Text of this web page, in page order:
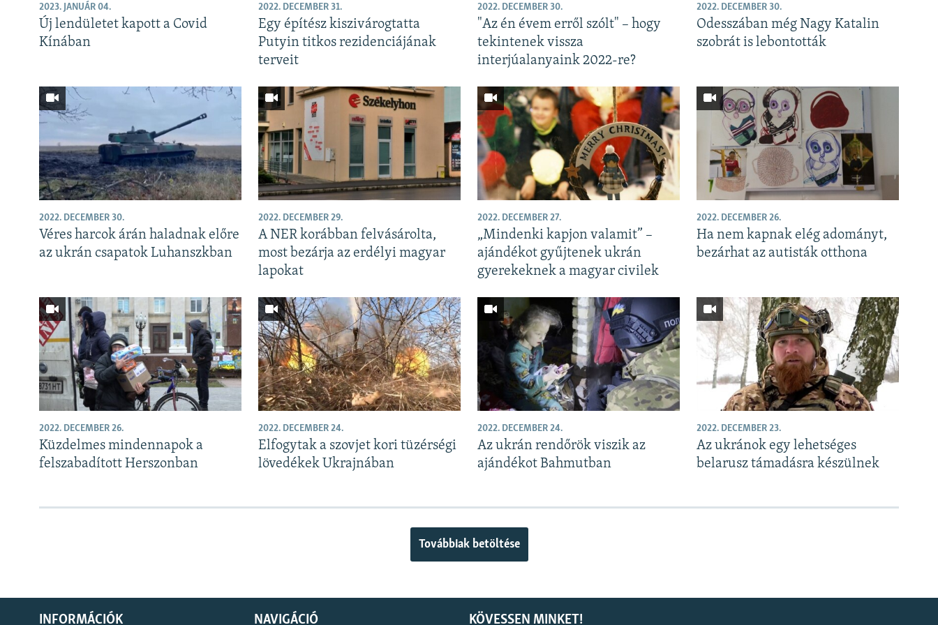
VILÁG
2023. JANUÁR 04.
Új lendületet kapott a Covid
Kínában
2022. DECEMBER 31.
Egy építész kiszivárogtatta
Putyin titkos rezidenciájának
terveit
2022. DECEMBER 30.
"Az én évem erről szólt" – hogy
tekintenek vissza
interjúalanyaink 2022-re?
2022. DECEMBER 30.
Odesszában még Nagy Katalin
szobrát is lebontották
2022. DECEMBER 30.
Véres harcok árán haladnak előre
az ukrán csapatok Luhanszkban
2022. DECEMBER 29.
A NER korábban felvásárolta,
most bezárja az erdélyi magyar
lapokat
2022. DECEMBER 27.
„Mindenki kapjon valamit” –
ajándékot gyűjtenek ukrán
gyerekeknek a magyar civilek
2022. DECEMBER 26.
Ha nem kapnak elég adományt,
bezárhat az autisták otthona
2022. DECEMBER 26.
Küzdelmes mindennapok a
felszabadított Herszonban
2022. DECEMBER 24.
Elfogytak a szovjet kori tüzérségi
lövedékek Ukrajnában
2022. DECEMBER 24.
Az ukrán rendőrök viszik az
ajándékot Bahmutban
2022. DECEMBER 23.
Az ukránok egy lehetséges
belarusz támadásra készülnek
Továbbiak betöltése
KÖVESSEN MINKET!
INFORMÁCIÓK NAVIGÁCIÓ